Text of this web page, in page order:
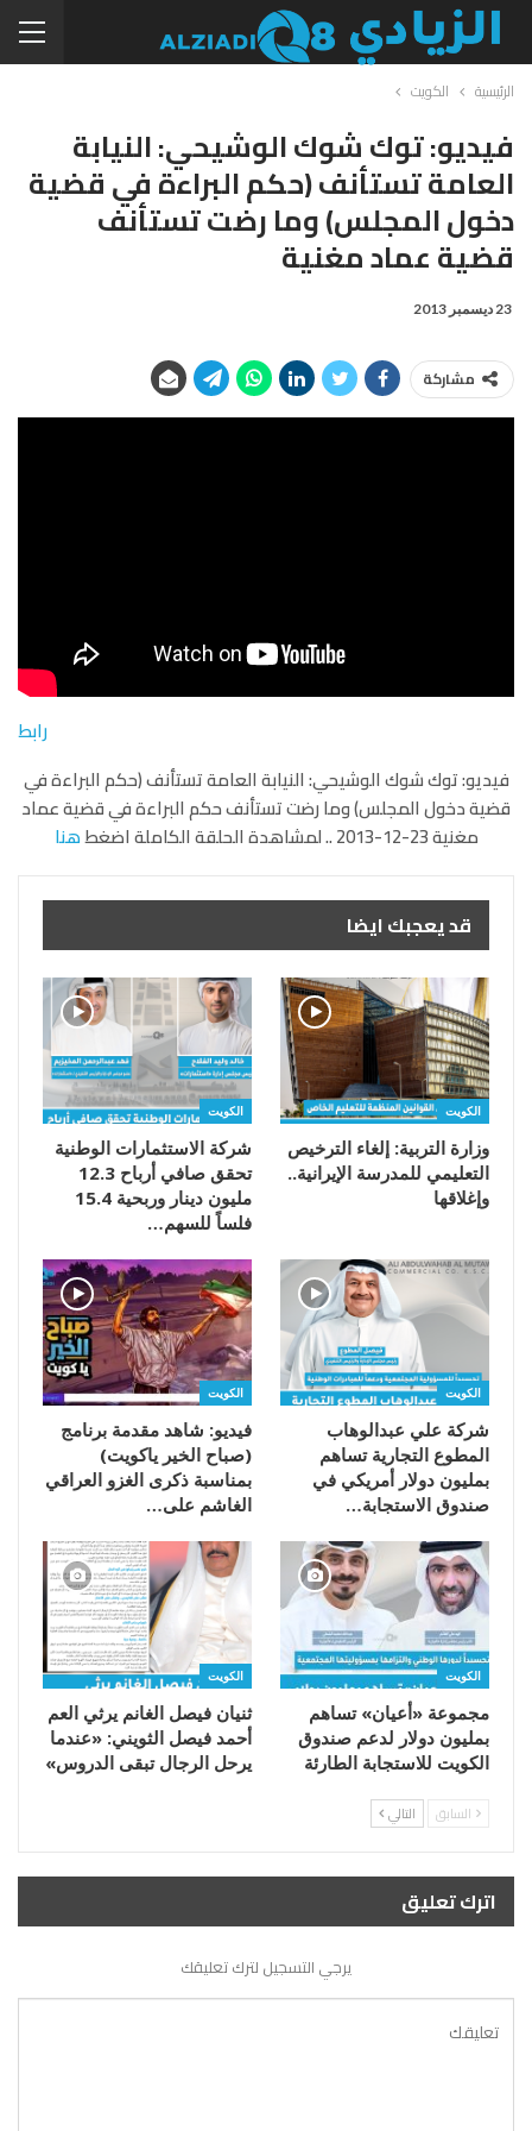
الرئيسية الكويت
فيديو: توك شوك الوشيحي: النيابة
العامة تستأنف (حكم البراءة في قضية
دخول المجلس) وما رضت تستأنف
قضية عماد مغنية
23 ديسمبر 2013
مشاركة
رابط
فيديو: توك شوك الوشيحي: النيابة العامة تستأنف (حكم البراءة في
قضية دخول المجلس) وما رضت تستأنف حكم البراءة في قضية عماد
مغنية 23-12-2013 .. لمشاهدة الحلقة الكاملة اضغط
هنا
قد يعجبك ايضا
الكويت
وزارة التربية: إلغاء الترخيص
التعليمي للمدرسة الإيرانية..
وإغلاقها
الكويت
شركة الاستثمارات الوطنية
تحقق صافي أرباح 12.3
مليون دينار وربحية 15.4
فلساً للسهم…
الكويت
شركة علي عبدالوهاب
المطوع التجارية تساهم
بمليون دولار أمريكي في
صندوق الاستجابة…
الكويت
فيديو: شاهد مقدمة برنامج
(صباح الخير ياكويت)
بمناسبة ذكرى الغزو العراقي
الغاشم على…
الكويت
مجموعة «أعيان» تساهم
بمليون دولار لدعم صندوق
الكويت للاستجابة الطارئة
الكويت
ثنيان فيصل الغانم يرثي العم
أحمد فيصل الثويني: «عندما
يرحل الرجال تبقى الدروس»
السابق التالي
اترك تعليق
يرجي التسجيل لترك تعليقك